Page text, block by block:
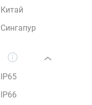
Китай
Сингапур
IP65
IP66